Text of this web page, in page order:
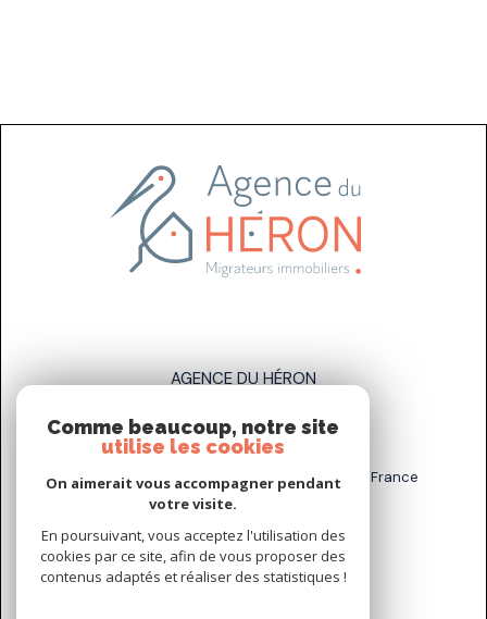
AGENCE DU HÉRON
07 83 89 58 93
sarah.stahl@agenceduheron.fr
6 bis Rue de la Grande Maison, 77890 Arville, France
NOUS SUIVRE SUR
Comme beaucoup, notre site
utilise les cookies
On aimerait vous accompagner pendant
votre visite.
En poursuivant, vous acceptez l'utilisation des
cookies par ce site, afin de vous proposer des
contenus adaptés et réaliser des statistiques !